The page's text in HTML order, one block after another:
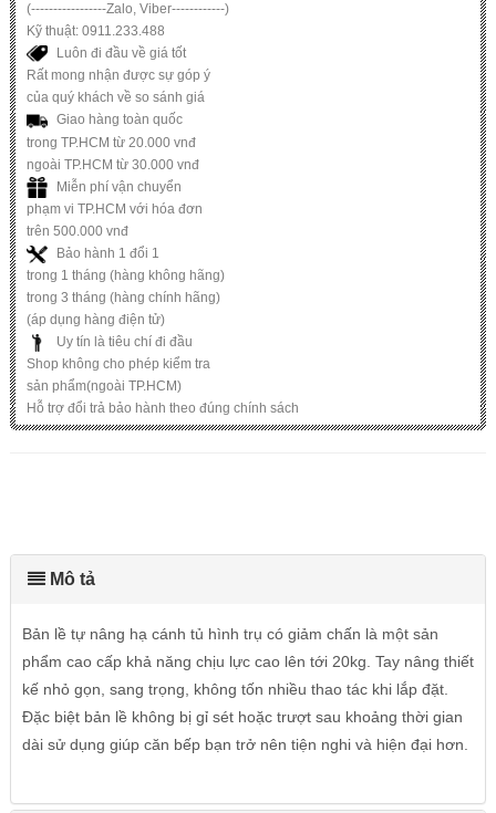
(-----------------Zalo, Viber------------)
Kỹ thuật: 0911.233.488
Luôn đi đầu về giá tốt
Rất mong nhận được sự góp ý
của quý khách về so sánh giá
Giao hàng toàn quốc
trong TP.HCM từ 20.000 vnđ
ngoài TP.HCM từ 30.000 vnđ
Miễn phí vận chuyển
phạm vi TP.HCM với hóa đơn
trên 500.000 vnđ
Bảo hành 1 đổi 1
trong 1 tháng (hàng không hãng)
trong 3 tháng (hàng chính hãng)
(áp dụng hàng điện tử)
Uy tín là tiêu chí đi đầu
Shop không cho phép kiểm tra
sản phẩm(ngoài TP.HCM)
Hỗ trợ đổi trả bảo hành theo đúng chính sách
Mô tả
Bản lề tự nâng hạ cánh tủ hình trụ có giảm chấn là một sản
phẩm cao cấp khả năng chịu lực cao lên tới 20kg. Tay nâng thiết
kế nhỏ gọn, sang trọng, không tốn nhiều thao tác khi lắp đặt.
Đặc biệt bản lề không bị gỉ sét hoặc trượt sau khoảng thời gian
dài sử dụng giúp căn bếp bạn trở nên tiện nghi và hiện đại hơn.